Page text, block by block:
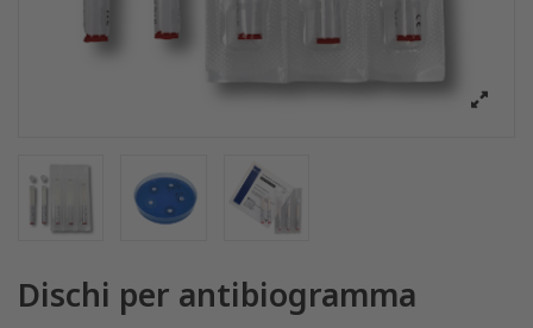
Dischi per antibiogramma